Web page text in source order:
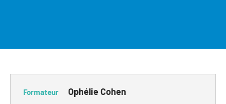
Etudes et enquêtes
Etudes thématiques
Dispositifs d'enquêtes
Offres d'emplois et de stages
Mode d'emploi formations
Offre culturelle impressionniste
Offre de la destination
Activités
Formateur Ophélie Cohen